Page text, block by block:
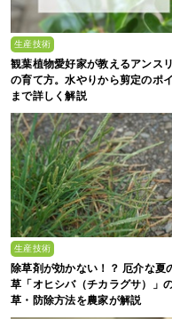
生産技術
観葉植物愛好家が教えるアンス
の育て方。水やりから剪定のポ
まで詳しく解説
生産技術
除草剤が効かない！？ 厄介な夏
草「オヒシバ（チカラグサ）」
草・防除方法を農家が解説